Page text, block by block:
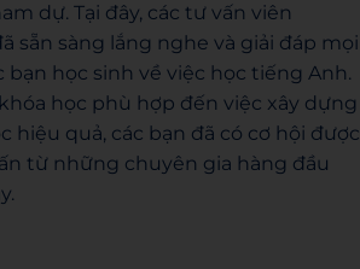
dự. Tại đây, các tư vấn viên
sẵn sàng lắng nghe và giải đáp mọi
bạn học sinh về việc học tiếng Anh.
học phù hợp đến việc xây dựng
hiệu quả, các bạn đã có cơ hội được
từ những chuyên gia hàng đầu